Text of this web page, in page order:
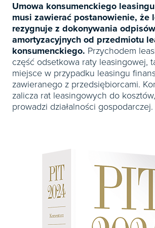
Umowa konsumenckiego
musi zawierać postanowienie, że
rezygnuje z dokonywania odpisów
amortyzacyjnych od przedmiotu
konsumenckiego. Przychodem
część odsetkowa raty leasingowej,
miejsce w przypadku leasingu
zawieranego z przedsiębiorcami.
zalicza rat leasingowych do
prowadzi działalności gospodarczej.